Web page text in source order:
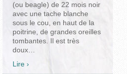
(ou beagle) de 22 mois noir
avec une tache blanche
sous le cou, en haut de la
poitrine, de grandes oreilles
tombantes. Il est très
doux
Lire ›